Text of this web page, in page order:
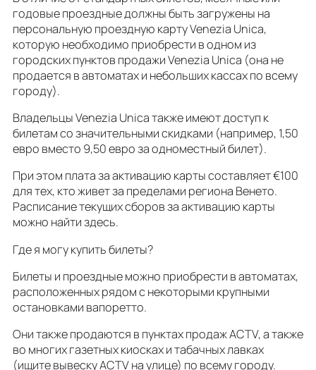
годовые проездные должны быть загружены на
персональную проездную карту Venezia Unica,
которую необходимо приобрести в одном из
городских пунктов продажи Venezia Unica (она не
продается в автоматах и небольших кассах по всему
городу).
Владельцы Venezia Unica также имеют доступ к
билетам со значительными скидками (например, 1,50
евро вместо 9,50 евро за одноместный билет).
При этом плата за активацию карты составляет €100
для тех, кто живет за пределами региона Венето.
Расписание текущих сборов за активацию карты
можно найти здесь.
Где я могу купить билеты?
Билеты и проездные можно приобрести в автоматах,
расположенных рядом с некоторыми крупными
остановками вапоретто.
Они также продаются в пунктах продаж ACTV, а также
во многих газетных киосках и табачных лавках
(ищите вывеску ACTV на улице) по всему городу.